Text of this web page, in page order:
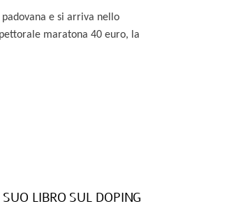
e si arriva nello
maratona 40 euro, la
LIBRO SUL DOPING